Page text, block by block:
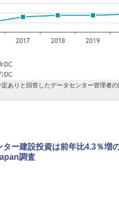
ありと回答したデータセンター管理者
ー建設投資は前年比4.3％増
調査